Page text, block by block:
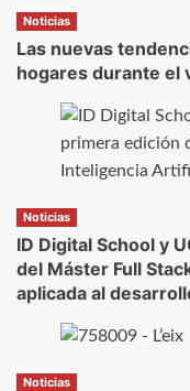
Noticias
Las nuevas
hogares durante el
Noticias
ID Digital School y
del Máster Full
aplicada al
Noticias